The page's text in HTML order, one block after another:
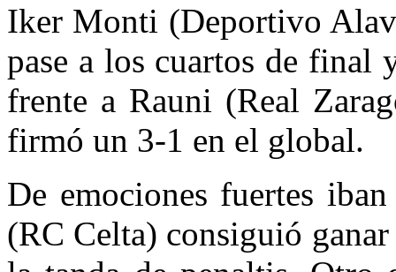
Iker Monti (Deportivo
pase a los cuartos de final
frente a Rauni (Real
firmó un 3-1 en el global.
De emociones fuertes
(RC Celta) consiguió